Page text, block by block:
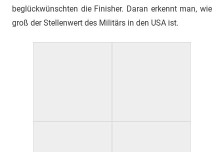
beglückwünschten die Finisher. Daran erkennt man, wie
groß der Stellenwert des Militärs in den USA ist.